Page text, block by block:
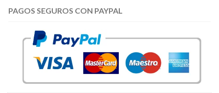
PAGOS SEGUROS CON PAYPAL